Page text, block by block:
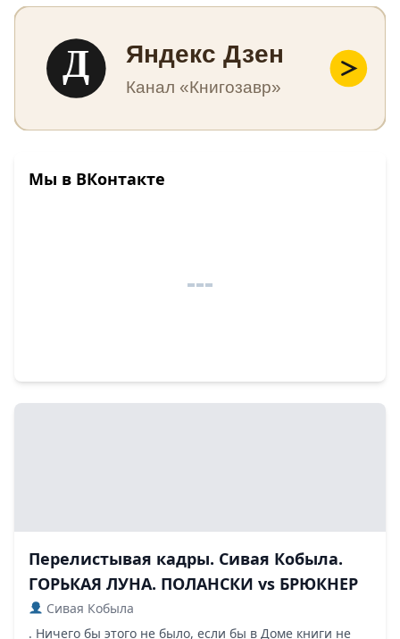
Перелистывая кадры. Сивая Кобыла.
ГОРЬКАЯ ЛУНА. ПОЛАНСКИ vs БРЮКНЕР
Сивая Кобыла
. Ничего бы этого не было, если бы в Доме книги не
Д Яндекс Дзен
Канал «Книгозавр»
Мы в ВКонтакте